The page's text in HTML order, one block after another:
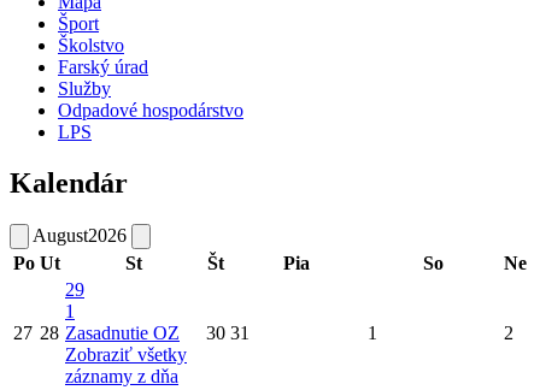
Šport
Školstvo
Farský úrad
Služby
Odpadové hospodárstvo
LPS
Kalendár
August2026
Po Ut St Št Pia So Ne
27 28
29
1
Zasadnutie OZ
Zobraziť všetky
záznamy z dňa
30 31 1 2